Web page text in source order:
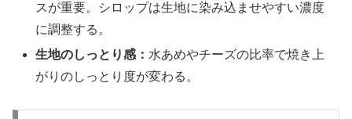
スが重要。シロップは生地に染み込ませやすい濃度
に調整する。
生地のしっとり感： 水あめやチーズの比率で焼き上
がりのしっとり度が変わる。